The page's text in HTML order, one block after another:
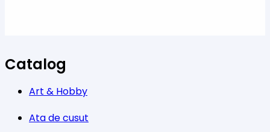
Catalog
Art & Hobby
Ata de cusut